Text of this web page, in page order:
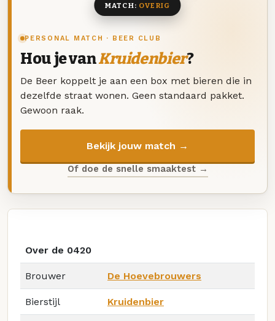
PERSONAL MATCH · BEER CLUB
Hou je vanKruidenbier?
De Beer koppelt je aan een box met bieren die in
dezelfde straat wonen. Geen standaard pakket.
Gewoon raak.
Bekijk jouw match →
Of doe de snelle smaaktest →
MATCH: OVERIG
Over de 0420
Brouwer De Hoevebrouwers
Bierstijl Kruidenbier